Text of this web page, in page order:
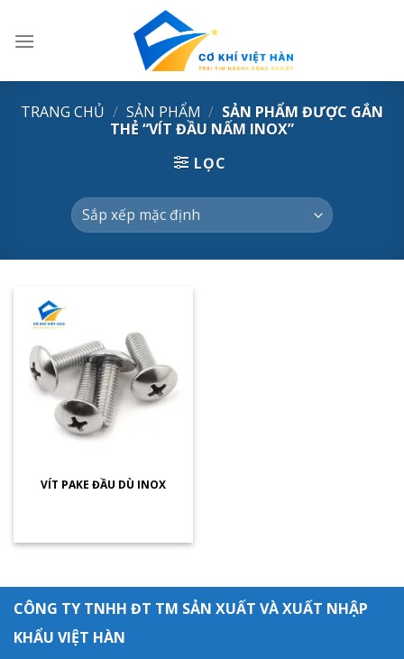
TRANG CHỦ / SẢN PHẨM / SẢN PHẨM ĐƯỢC GẮN
THẺ “VÍT ĐẦU NẤM INOX”
LỌC
VÍT PAKE ĐẦU DÙ INOX
CÔNG TY TNHH ĐT TM SẢN XUẤT VÀ XUẤT NHẬP
KHẨU VIỆT HÀN